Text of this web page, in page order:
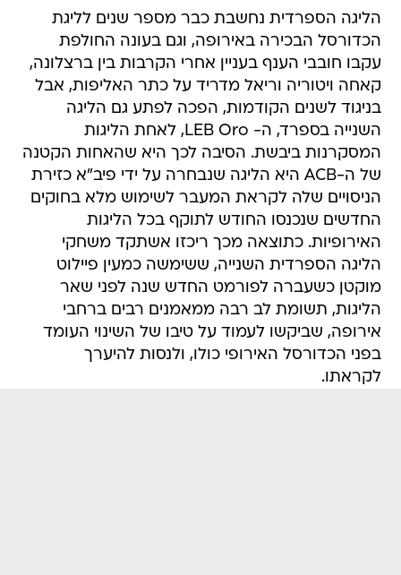
הליגה הספרדית נחשבת כבר מספר שנים לליגת
הכדורסל הבכירה באירופה, וגם בעונה החולפת
עקבו חובבי הענף בעניין אחרי הקרבות בין ברצלונה,
קאחה ויטוריה וריאל מדריד על כתר האליפות, אבל
בניגוד לשנים הקודמות, הפכה לפתע גם הליגה
השנייה בספרד, ה- LEB Oro, לאחת הליגות
המסקרנות ביבשת. הסיבה לכך היא שהאחות הקטנה
של ה-ACB היא הליגה שנבחרה על ידי פיב"א כזירת
הניסויים שלה לקראת המעבר לשימוש מלא בחוקים
החדשים שנכנסו החודש לתוקף בכל הליגות
האירופיות. כתוצאה מכך ריכזו אשתקד משחקי
הליגה הספרדית השנייה, ששימשה כמעין פיילוט
מוקטן כשעברה לפורמט החדש שנה לפני שאר
הליגות, תשומת לב רבה ממאמנים רבים ברחבי
אירופה, שביקשו לעמוד על טיבו של השינוי העומד
בפני הכדורסל האירופי כולו, ולנסות להיערך
לקראתו.